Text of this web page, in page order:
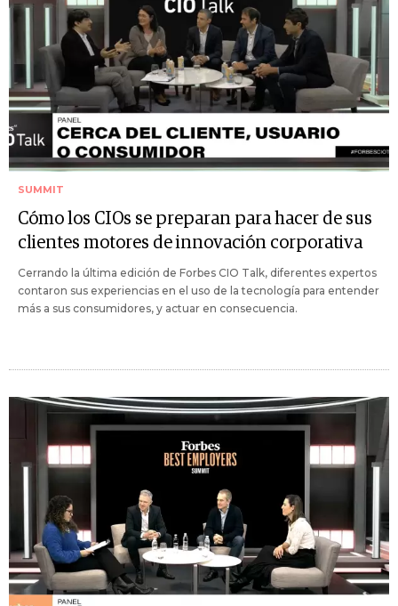
SUMMIT
Cómo los CIOs se preparan para hacer de sus
clientes motores de innovación corporativa
Cerrando la última edición de Forbes CIO Talk, diferentes expertos
contaron sus experiencias en el uso de la tecnología para entender
más a sus consumidores, y actuar en consecuencia.